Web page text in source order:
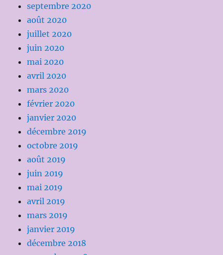
septembre 2020
août 2020
juillet 2020
juin 2020
mai 2020
avril 2020
mars 2020
février 2020
janvier 2020
décembre 2019
octobre 2019
août 2019
juin 2019
mai 2019
avril 2019
mars 2019
janvier 2019
décembre 2018